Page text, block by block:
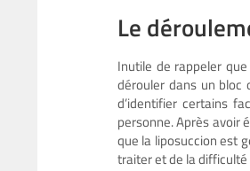
Le
Inutile de rappeler
dérouler dans un bloc
d’identifier certains
personne. Après avoir
que la liposuccion est
traiter et de la